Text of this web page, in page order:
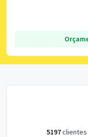
5197clientes